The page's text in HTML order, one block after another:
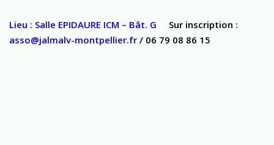
Lieu : Salle EPIDAURE ICM – Bât. G Sur inscription :
asso@jalmalv-montpellier.fr / 06 79 08 86 15